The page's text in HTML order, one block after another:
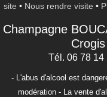
site • Nous rendre visite •
Champagne
Crogis
Tél. 06 78 14
- L'abus d'alcool est
modération - La vente